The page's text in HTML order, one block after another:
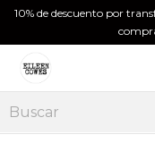
10% de descuento por